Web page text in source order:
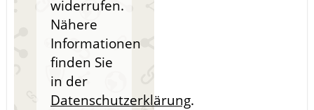
widerrufen.
Nähere
Informationen
finden Sie
in der
Datenschutzerklärung.